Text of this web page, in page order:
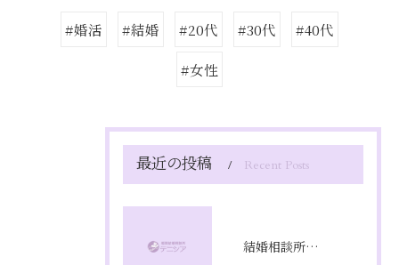
#婚活 #結婚 #20代 #30代 #40代
#女性
最近の投稿 Recent Posts
結婚相談所満足度の本音と成婚率を徹底解剖し成功への選び方を実体験から解説